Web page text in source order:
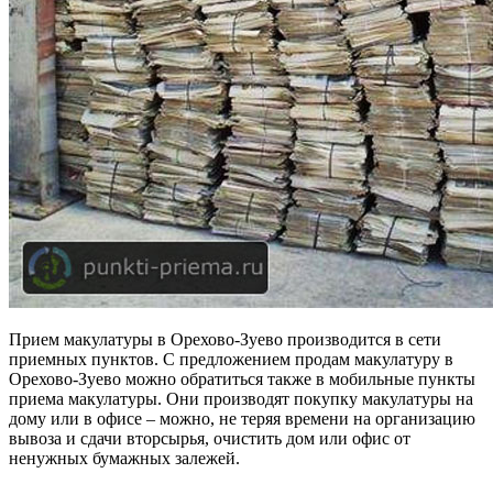
Прием макулатуры в Орехово-Зуево производится в сети
приемных пунктов. С предложением продам макулатуру в
Орехово-Зуево можно обратиться также в мобильные пункты
приема макулатуры. Они производят покупку макулатуры на
дому или в офисе – можно, не теряя времени на организацию
вывоза и сдачи вторсырья, очистить дом или офис от
ненужных бумажных залежей.